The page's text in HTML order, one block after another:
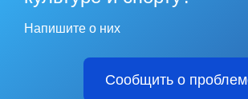
Напишите о них
Сообщить о